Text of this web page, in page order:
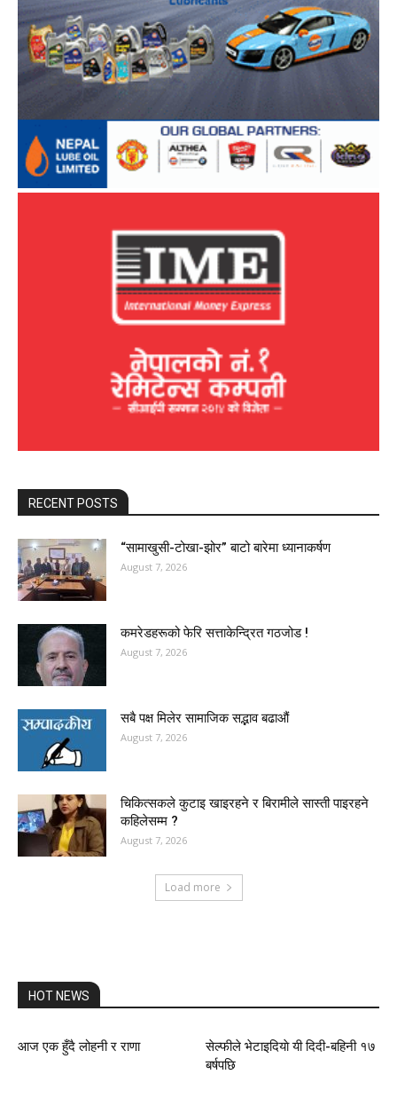
RECENT POSTS
“सामाखुसी-टोखा-झोर” बाटो बारेमा ध्यानाकर्षण
August 7, 2026
कमरेडहरूको फेरि सत्ताकेन्द्रित गठजोड !
August 7, 2026
सबै पक्ष मिलेर सामाजिक सद्भाव बढाऔं
August 7, 2026
चिकित्सकले कुटाइ खाइरहने र बिरामीले सास्ती पाइरहने
कहिलेसम्म ?
August 7, 2026
Load more
HOT NEWS
आज एक हुँदै लोहनी र राणा
सेल्फीले भेटाइदियाे यी दिदी-बहिनी १७
बर्षपछि